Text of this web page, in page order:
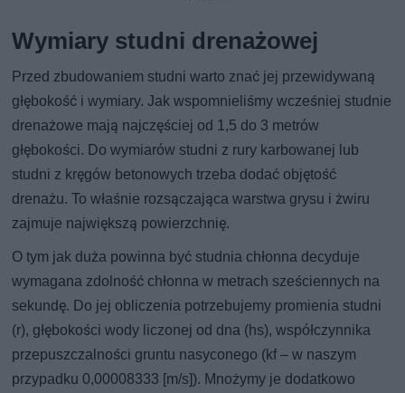
Wymiary studni drenażowej
Przed zbudowaniem studni warto znać jej przewidywaną
głębokość i wymiary. Jak wspomnieliśmy wcześniej studnie
drenażowe mają najczęściej od 1,5 do 3 metrów
głębokości. Do wymiarów studni z rury karbowanej lub
studni z kręgów betonowych trzeba dodać objętość
drenażu. To właśnie rozsączająca warstwa grysu i żwiru
zajmuje największą powierzchnię.
O tym jak duża powinna być studnia chłonna decyduje
wymagana zdolność chłonna w metrach sześciennych na
sekundę. Do jej obliczenia potrzebujemy promienia studni
(r), głębokości wody liczonej od dna (hs), współczynnika
przepuszczalności gruntu nasyconego (kf – w naszym
przypadku 0,00008333 [m/s]). Mnożymy je dodatkowo